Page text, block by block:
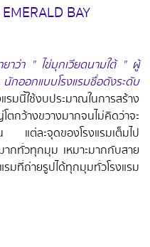
BAY
ยาว่า " ไข่มุกเวียดนามใต้ " ผู้
กออกแบบโรงแรมชื่อดังระดับ
รมนี้ใช้งบประมาณในการสร้าง
ตกว้างขวางมากจนไม่คิดว่าจะ
แต่ละจุดของโรงแรมเต็มไป
ากทั่วทุกมุม เหมาะมากกับสาย
มที่ถ่ายรูปได้ทุกมุมทั่วโรงแรม